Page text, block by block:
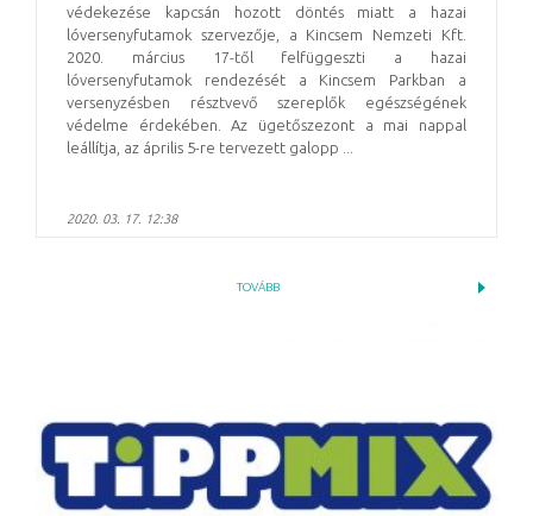
védekezése kapcsán hozott döntés miatt a hazai
lóversenyfutamok szervezője, a Kincsem Nemzeti Kft.
2020. március 17-től felfüggeszti a hazai
lóversenyfutamok rendezését a Kincsem Parkban a
versenyzésben résztvevő szereplők egészségének
védelme érdekében. Az ügetőszezont a mai nappal
leállítja, az április 5-re tervezett galopp ...
2020. 03. 17. 12:38
TOVÁBB